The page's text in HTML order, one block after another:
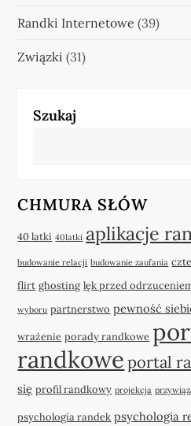
Randki Internetowe (39)
Związki (31)
Szukaj
CHMURA SŁÓW
40 latki 40latki aplikacje
budowanie relacji budowanie zaufania
flirt ghosting lęk przed
wyboru partnerstwo pewność
wrażenie porady randkowe
randkowe portal
się profil randkowy projekcja
psychologia randek psychologia